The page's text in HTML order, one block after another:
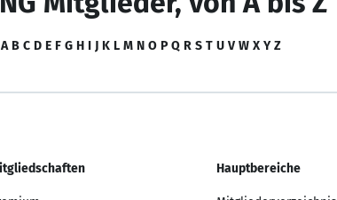
A B C D E F G H I J K L M N O P Q R S T U V W X Y Z
Hauptbereiche